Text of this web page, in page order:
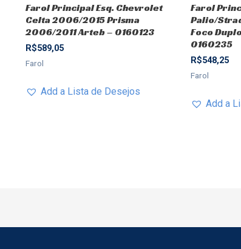
Farol Principal Esq. Chevrolet
Celta 2006/2015 Prisma
2006/2011 Arteb – 0160123
R$589,05
Farol
Add a Lista de Desejos
Farol
Palio/
Foco
0160235
R$548,25
Farol
Add a